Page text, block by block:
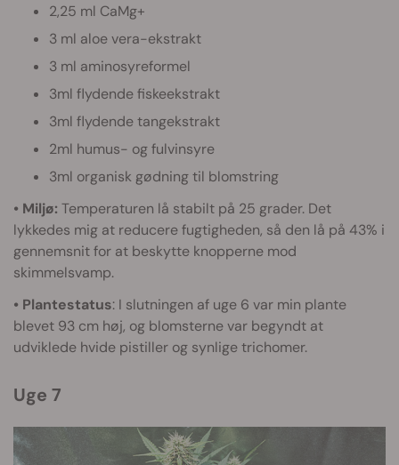
2,25 ml CaMg+
3 ml aloe vera-ekstrakt
3 ml aminosyreformel
3ml flydende fiskeekstrakt
3ml flydende tangekstrakt
2ml humus- og fulvinsyre
3ml organisk gødning til blomstring
• Miljø: Temperaturen lå stabilt på 25 grader. Det
lykkedes mig at reducere fugtigheden, så den lå på 43% i
gennemsnit for at beskytte knopperne mod
skimmelsvamp.
• Plantestatus: I slutningen af uge 6 var min plante
blevet 93 cm høj, og blomsterne var begyndt at
udviklede hvide pistiller og synlige trichomer.
Uge 7